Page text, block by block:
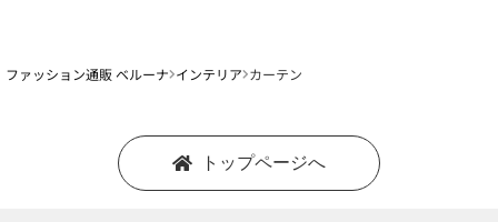
ファッション通販 ベルーナ インテリア カーテン
トップページへ